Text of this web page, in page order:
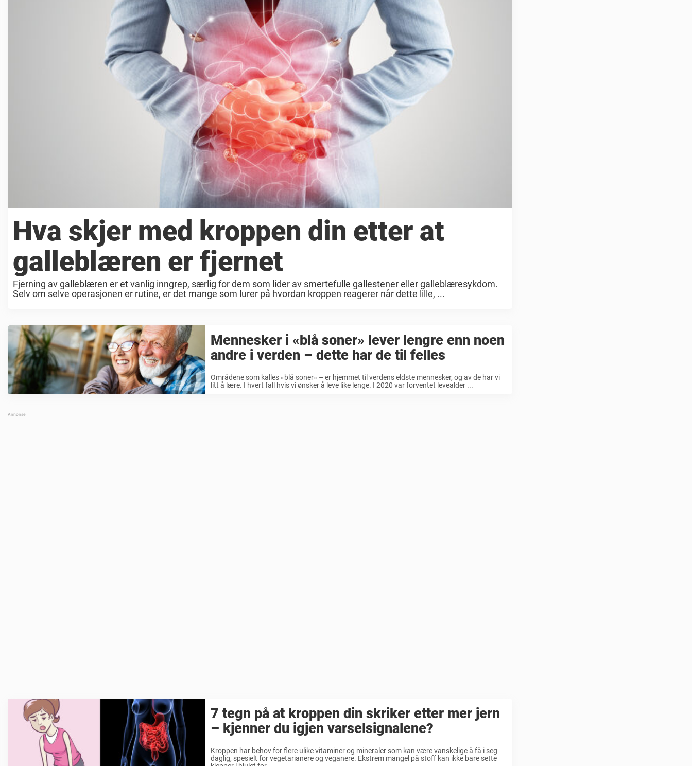
Hva skjer med kroppen din etter at
galleblæren er fjernet
Fjerning av galleblæren er et vanlig inngrep, særlig for dem som lider av smertefulle gallestener eller galleblæresykdom.
Selv om selve operasjonen er rutine, er det mange som lurer på hvordan kroppen reagerer når dette lille, ...
Mennesker i «blå soner» lever lengre enn noen
andre i verden – dette har de til felles
Områdene som kalles «blå soner» – er hjemmet til verdens eldste mennesker, og av de har vi
litt å lære. I hvert fall hvis vi ønsker å leve like lenge. I 2020 var forventet levealder ...
7 tegn på at kroppen din skriker etter mer jern
– kjenner du igjen varselsignalene?
Kroppen har behov for flere ulike vitaminer og mineraler som kan være vanskelige å få i seg
daglig, spesielt for vegetarianere og veganere. Ekstrem mangel på stoff kan ikke bare sette